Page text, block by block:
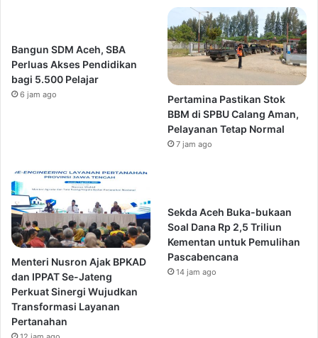
Bangun SDM Aceh, SBA
Perluas Akses Pendidikan
bagi 5.500 Pelajar
6 jam ago
Pertamina Pastikan Stok
BBM di SPBU Calang Aman,
Pelayanan Tetap Normal
7 jam ago
Menteri Nusron Ajak BPKAD
dan IPPAT Se-Jateng
Perkuat Sinergi Wujudkan
Transformasi Layanan
Pertanahan
Sekda Aceh Buka-bukaan
Soal Dana Rp 2,5 Triliun
Kementan untuk Pemulihan
Pascabencana
14 jam ago